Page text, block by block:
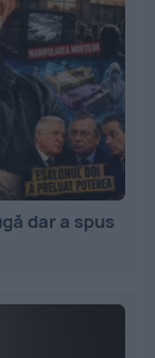
dar a spus